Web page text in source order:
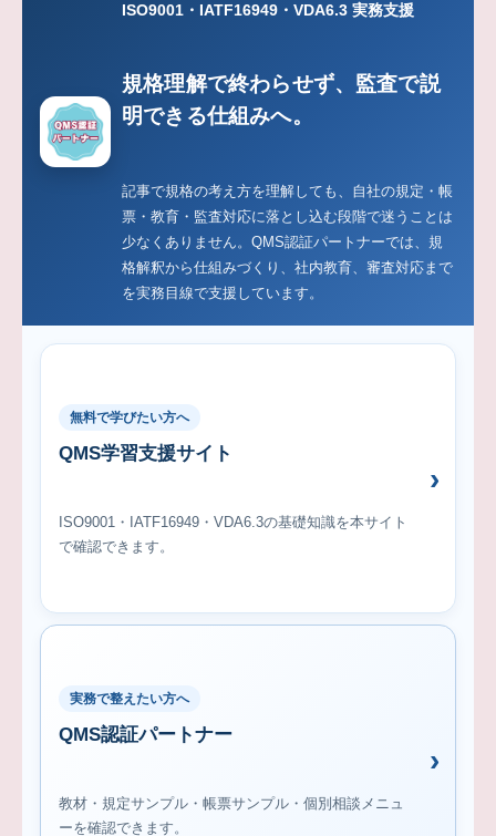
ISO9001・IATF16949・VDA6.3 実務支援
規格理解で終わらせず、監査で説
明できる仕組みへ。
記事で規格の考え方を理解しても、自社の規定・帳
票・教育・監査対応に落とし込む段階で迷うことは
少なくありません。QMS認証パートナーでは、規
格解釈から仕組みづくり、社内教育、審査対応まで
を実務目線で支援しています。
無料で学びたい方へ
QMS学習支援サイト
ISO9001・IATF16949・VDA6.3の基礎知識を本サイト
で確認できます。
実務で整えたい方へ
QMS認証パートナー
教材・規定サンプル・帳票サンプル・個別相談メニュ
ーを確認できます。